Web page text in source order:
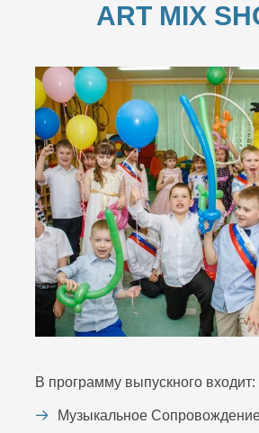
ART MIX
В программу выпускного входит:
Музыкальное